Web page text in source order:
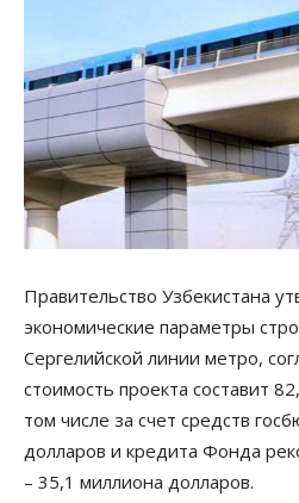
Правительство Узбекистана
экономические параметры
Сергелийской линии метро,
стоимость проекта составит
том числе за счет средств
долларов и кредита Фонда
– 35,1 миллиона долларов.